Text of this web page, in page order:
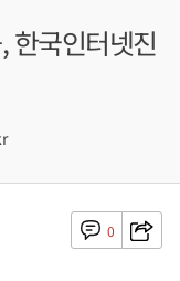
한국인터넷진
0